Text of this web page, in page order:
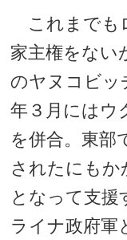
これまでも
家主権をない
のヤヌコビッ
年３月にはウ
を併合。東部
されたにも
となって支援
ライナ政府軍